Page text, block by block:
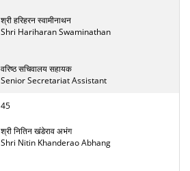
श्री हरिहरन स्वामीनाथन
Shri Hariharan Swaminathan
वरिष्ठ सचिवालय सहायक
Senior Secretariat Assistant
45
श्री नितिन खंडेराव अभंग
Shri Nitin Khanderao Abhang